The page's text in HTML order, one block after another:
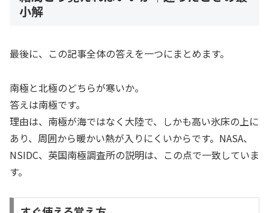
小解
最後に、この記事全体の答えを一つにまとめます。
南極と北極のどちらが寒いか。
答えは南極です。
理由は、南極が海ではなく大陸で、しかも高い氷床の上に
あり、周囲から暖かい熱が入りにくいからです。NASA、
NSIDC、英国南極調査所の説明は、この点で一致していま
す。